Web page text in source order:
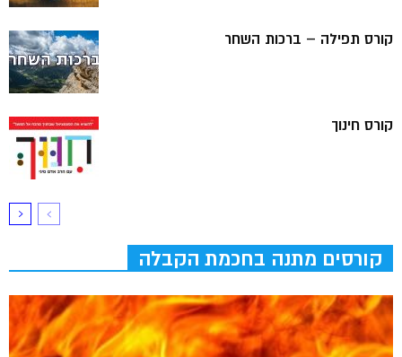
קורס תפילה – ברכות השחר
קורס חינוך
קורסים מתנה בחכמת הקבלה